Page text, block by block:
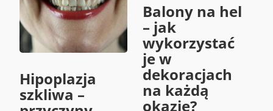
Hipoplazja
szkliwa –
Balony na hel
– jak
wykorzystać
je w
dekoracjach
na każdą
okazję?